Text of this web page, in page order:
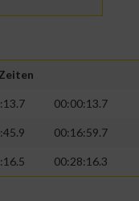
00:00:13.7
00:16:59.7
00:28:16.3